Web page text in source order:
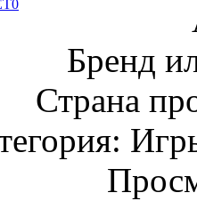
Бренд
Страна